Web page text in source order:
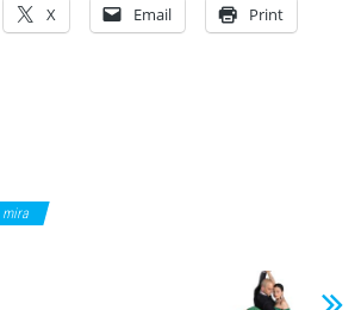
X Email Print
mira